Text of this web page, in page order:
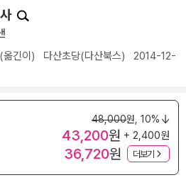
(옮긴이) 다산초당(다산북스) 2014-12-
48,000원, 10%
43,200원 + 2,400원
36,720원 더보기